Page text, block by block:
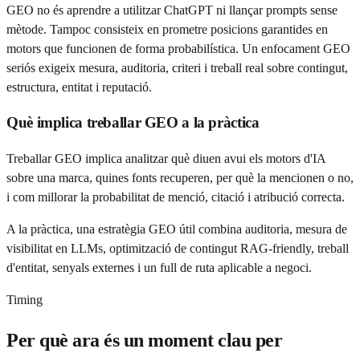
GEO no és aprendre a utilitzar ChatGPT ni llançar prompts sense
mètode. Tampoc consisteix en prometre posicions garantides en
motors que funcionen de forma probabilística. Un enfocament GEO
seriós exigeix mesura, auditoria, criteri i treball real sobre contingut,
estructura, entitat i reputació.
Què implica treballar GEO a la pràctica
Treballar GEO implica analitzar què diuen avui els motors d'IA
sobre una marca, quines fonts recuperen, per què la mencionen o no,
i com millorar la probabilitat de menció, citació i atribució correcta.
A la pràctica, una estratègia GEO útil combina auditoria, mesura de
visibilitat en LLMs, optimització de contingut RAG-friendly, treball
d'entitat, senyals externes i un full de ruta aplicable a negoci.
Timing
Per què ara és un moment clau per